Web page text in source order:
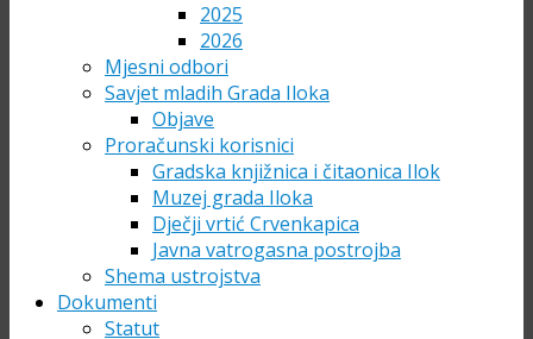
2025
2026
Mjesni odbori
Savjet mladih Grada Iloka
Objave
Proračunski korisnici
Gradska knjižnica i čitaonica Ilok
Muzej grada Iloka
Dječji vrtić Crvenkapica
Javna vatrogasna postrojba
Shema ustrojstva
Dokumenti
Statut